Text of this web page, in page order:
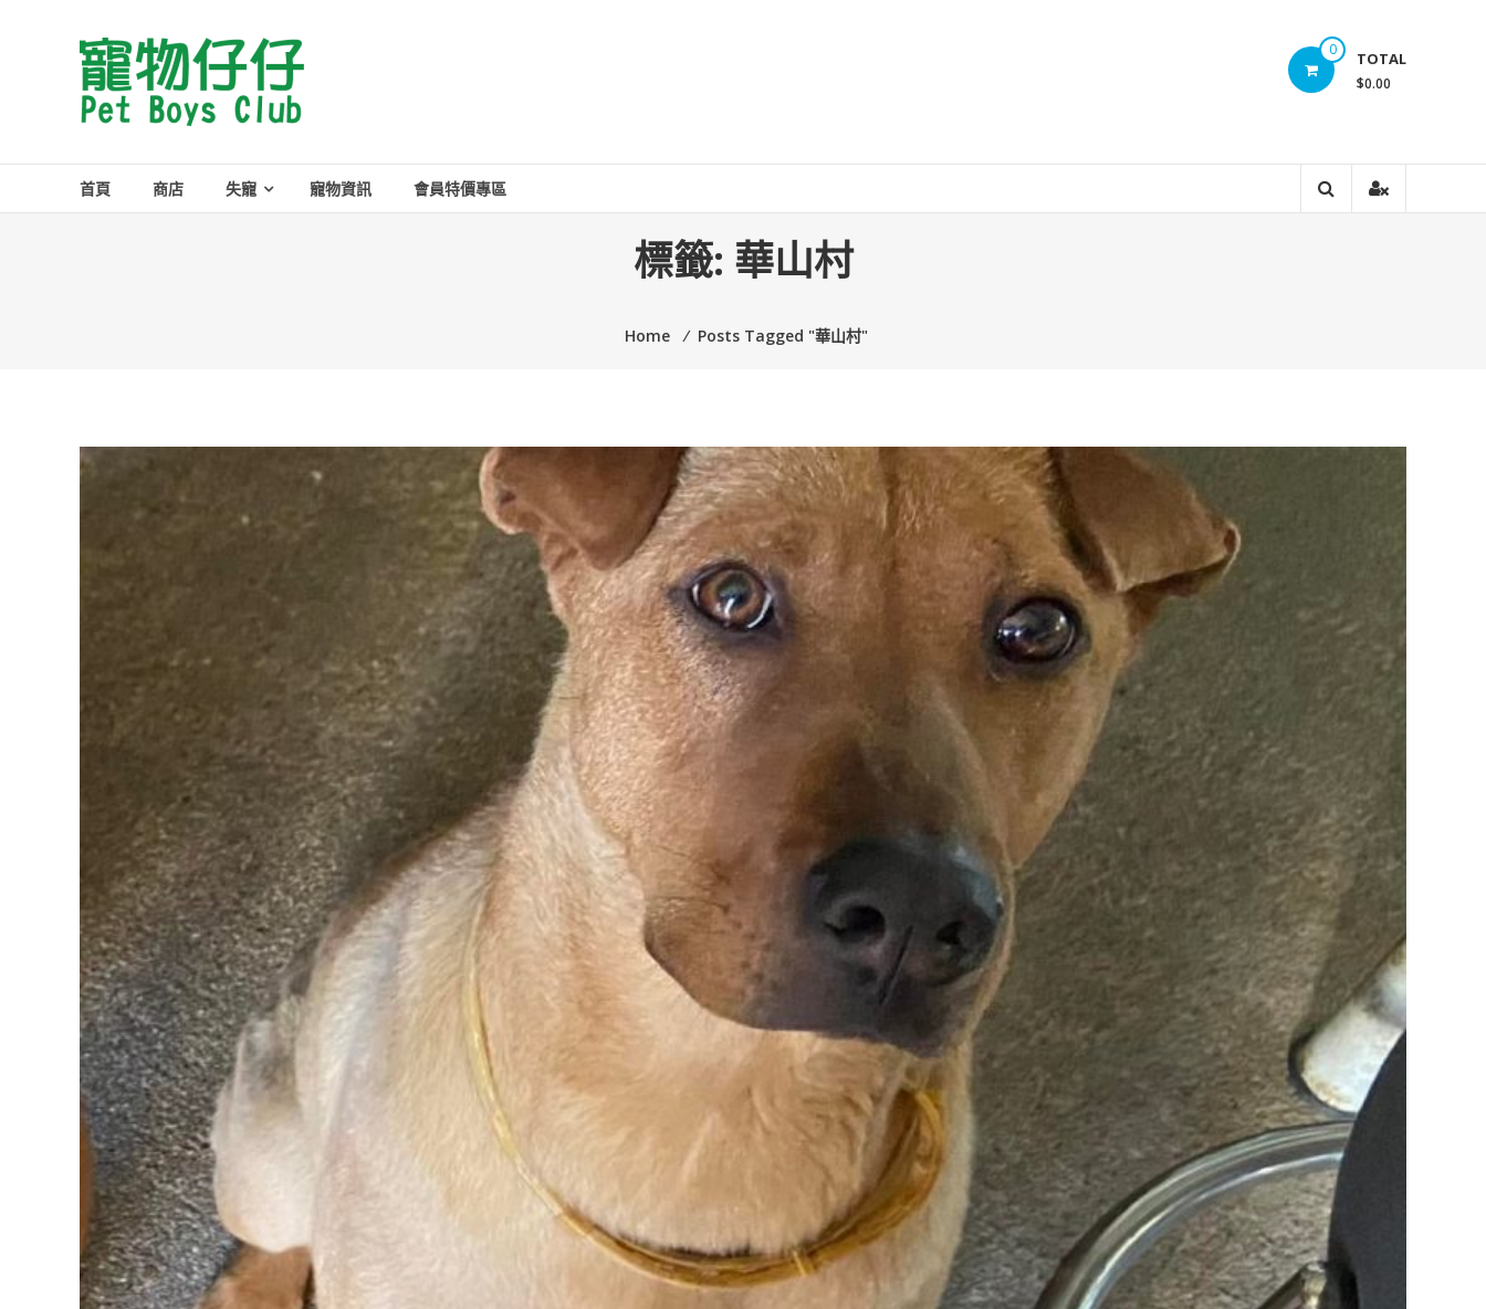
Pet
Boys
Club
0 TOTAL
$0.00
首頁 商店 失寵 寵物資訊 會員特價專區
標籤: 華山村
Home ⁄ Posts Tagged "華山村"